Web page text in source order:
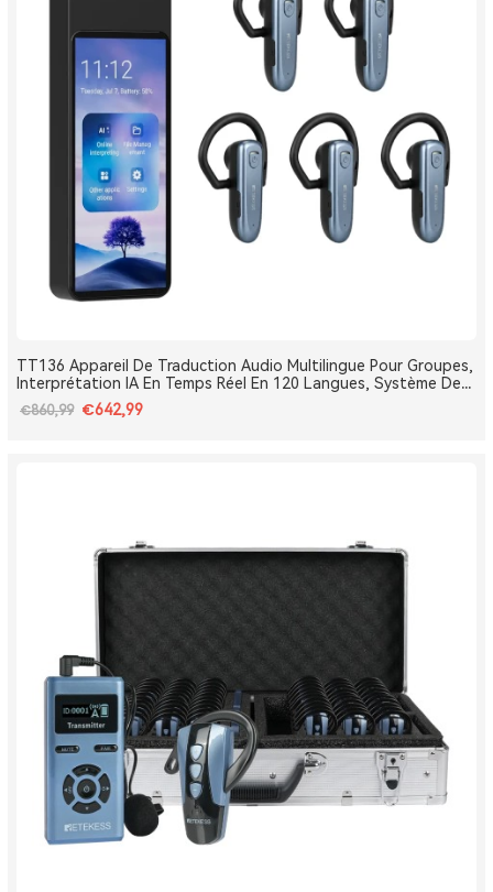
TT136 Appareil De Traduction Audio Multilingue Pour Groupes,
Interprétation IA En Temps Réel En 120 Langues, Système De
Traduction Pour Tours Et Conférences One-To-Many, Diffusion
Double Canal, Longue Portée 2.4G
€860,99 €642,99